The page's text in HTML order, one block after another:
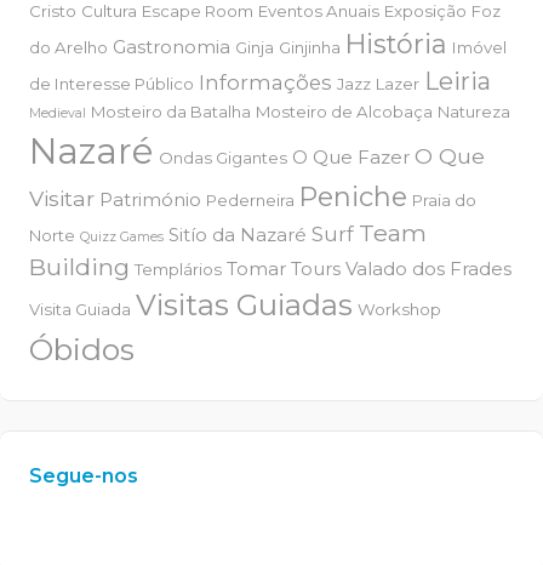
Cristo Cultura Escape Room Eventos Anuais Exposição Foz
do Arelho Gastronomia Ginja Ginjinha História Imóvel
de Interesse Público Informações Jazz Lazer Leiria
Medieval Mosteiro da Batalha Mosteiro de Alcobaça Natureza
Nazaré Ondas Gigantes O Que Fazer O Que
Visitar Património Pederneira Peniche Praia do
Norte Quizz Games Sitío da Nazaré Surf Team
Building Templários Tomar Tours Valado dos Frades
Visita Guiada Visitas Guiadas Workshop
Óbidos
Segue-nos